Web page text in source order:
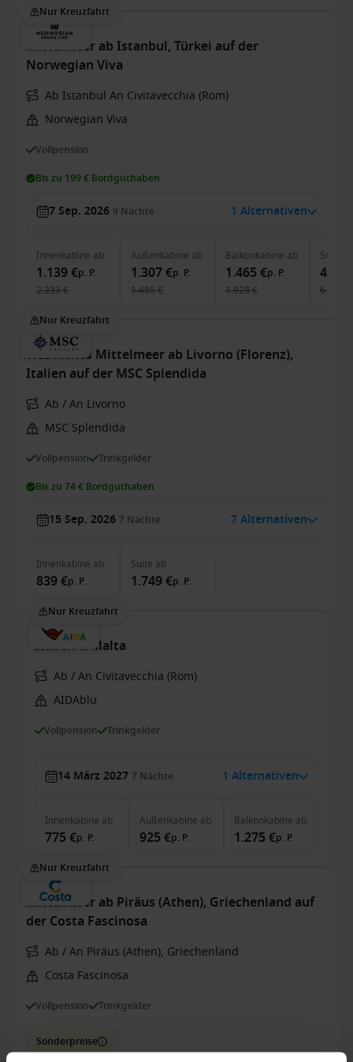
Nur Kreuzfahrt
Mittelmeer ab Istanbul, Türkei auf der
Norwegian Viva
Ab Istanbul An Civitavecchia (Rom)
Norwegian Viva
Vollpension
Bis zu 199 € Bordguthaben
7 Sep. 2026 9 Nächte 1 Alternativen
Innenkabine ab
1.139 €p. P.
2.233 €
Außenkabine ab
1.307 €p. P.
1.485 €
Balkonkabine ab
1.465 €p. P.
1.928 €
Suite
6.387 €
Nur Kreuzfahrt
Westliches Mittelmeer ab Livorno (Florenz),
Italien auf der MSC Splendida
Ab / An Livorno
MSC Splendida
Vollpension Trinkgelder
Bis zu 74 € Bordguthaben
15 Sep. 2026 7 Nächte 7 Alternativen
Innenkabine ab
839 €p. P.
Suite ab
1.749 €p. P.
Nur Kreuzfahrt
Italien & Malta
Ab / An Civitavecchia (Rom)
AIDAblu
Vollpension Trinkgelder
14 März 2027 7 Nächte 1 Alternativen
Innenkabine ab
775 €p. P.
Außenkabine ab
925 €p. P.
Balkonkabine ab
1.275 €p. P.
Nur Kreuzfahrt
Mittelmeer ab Piräus (Athen), Griechenland auf
der Costa Fascinosa
Ab / An Piräus (Athen), Griechenland
Costa Fascinosa
Vollpension Trinkgelder
Sonderpreise